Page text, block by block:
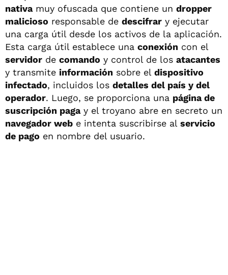
nativamuy ofuscada que contiene un dropper
malicioso responsable de descifrar y ejecutar
una carga útil desde los activos de la aplicación.
Esta carga útil establece una conexión con el
servidor de comando y control de los atacantes
y transmite información sobre el dispositivo
infectado, incluidos los detalles del país y del
operador. Luego, se proporciona una página de
suscripción pagay el troyano abre en secreto un
navegador web e intenta suscribirse al servicio
de pago en nombre del usuario.